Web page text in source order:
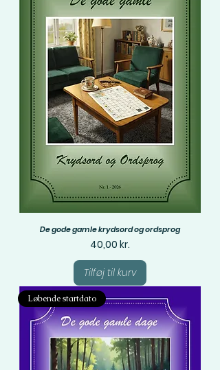
De gode gamle krydsord og ordsprog
Pris
40,00 kr.
Tilføj til kurv
Løbende startdato